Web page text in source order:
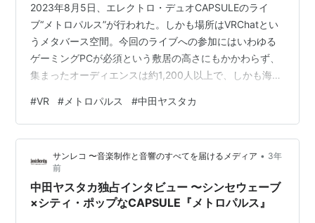
2023年8月5日、エレクトロ・デュオCAPSULEのライ
ブ“メトロパルス”が行われた。しかも場所はVRChatとい
うメタバース空間。今回のライブへの参加にはいわゆる
ゲーミングPCが必須という敷居の高さにもかかわらず、
集まったオーディエンスは約1,200人以上で、しかも海外
を中心に広まっていったが、コロナ禍以降はリアルな動
員のライブに回帰しつつあるアーティストも多い中、
CAPSULEのブレインである中田ヤスタカはどのように考
え、このバーチャル・ライブを敢行したのか。ライブ制
作監督として尽力したコンピューター・アーティストの
ReeeznD（レー…
#VR # メトロパルス #中田ヤスタカ
サンレコ 〜音楽制作と音響のすべてを届けるメディア • 3年
前
中田ヤスタカ独占インタビュー 〜シンセウェーブ
×シティ・ポップなCAPSULE『メトロパルス』